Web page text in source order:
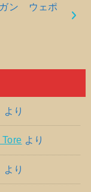
ガン ウェポ
より
Tore より
より